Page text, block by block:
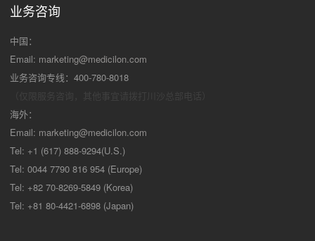
业务咨询
中国：
Email: marketing@medicilon.com
业务咨询专线：400-780-8018
海外：
Email: marketing@medicilon.com
Tel: +1 (617) 888-9294(U.S.)
Tel: 0044 7790 816 954 (Europe)
Tel: +82 70-8269-5849 (Korea)
Tel: +81 80-4421-6898 (Japan)